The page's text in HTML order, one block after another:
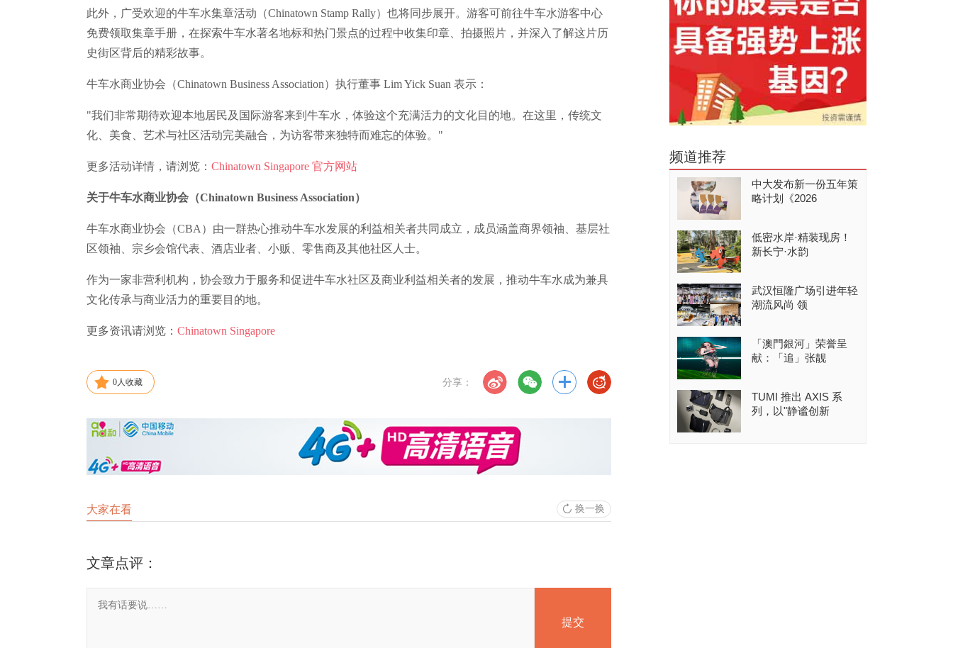
此外，广受欢迎的牛车水集章活动（Chinatown Stamp Rally）也将同步展开。游客可前往牛车水游客中心
免费领取集章手册，在探索牛车水著名地标和热门景点的过程中收集印章、拍摄照片，并深入了解这片历
史街区背后的精彩故事。
牛车水商业协会（Chinatown Business Association）执行董事 Lim Yick Suan 表示：
"我们非常期待欢迎本地居民及国际游客来到牛车水，体验这个充满活力的文化目的地。在这里，传统文
化、美食、艺术与社区活动完美融合，为访客带来独特而难忘的体验。"
更多活动详情，请浏览： Chinatown Singapore 官方网站
关于牛车水商业协会（Chinatown Business Association）
牛车水商业协会（CBA）由一群热心推动牛车水发展的利益相关者共同成立，成员涵盖商界领袖、基层社
区领袖、宗乡会馆代表、酒店业者、小贩、零售商及其他社区人士。
作为一家非营利机构，协会致力于服务和促进牛车水社区及商业利益相关者的发展，推动牛车水成为兼具
文化传承与商业活力的重要目的地。
更多资讯请浏览： Chinatown Singapore
0人收藏 分享：
大家在看 换一换
文章点评：
提交
频道推荐
中大发布新一份五年策
略计划《2026
低密水岸·精装现房！
新长宁·水韵
武汉恒隆广场引进年轻
潮流风尚 领
「澳門銀河」荣誉呈
献：「追」张靓
TUMI 推出 AXIS 系
列，以"静谧创新